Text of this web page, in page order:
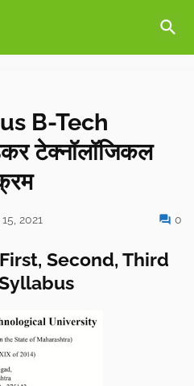
B-Tech
टेक्नॉलॉजिकल
2021 0
Second, Third